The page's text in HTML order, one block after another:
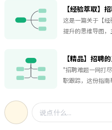
焦点转变。
【经验萃取】
这是一篇关于【
提升的思维导图，
【精品】招聘
"招聘难题一网打
职跟踪，这份指南
约技巧等十大环节
招聘中五大难题尤
理、面试不顺畅